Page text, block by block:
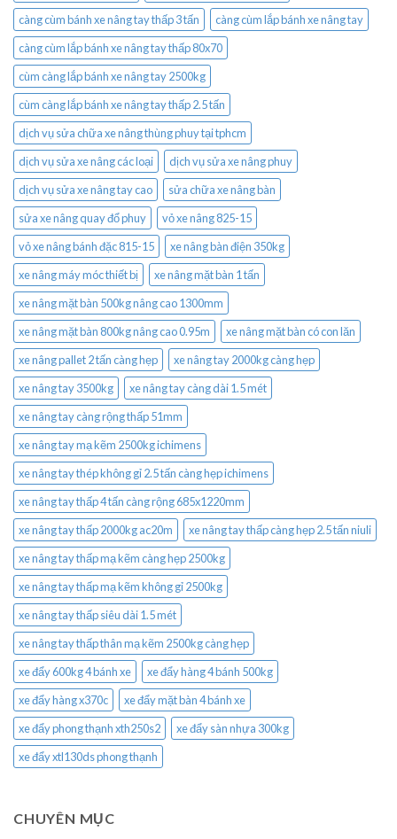
càng cùm bánh xe nâng tay thấp 3 tấn
càng cùm lắp bánh xe nâng tay
càng cùm lắp bánh xe nâng tay thấp 80x70
cùm càng lắp bánh xe nâng tay 2500kg
cùm càng lắp bánh xe nâng tay thấp 2.5 tấn
dịch vụ sửa chữa xe nâng thùng phuy tại tphcm
dịch vụ sửa xe nâng các loại
dịch vụ sửa xe nâng phuy
dịch vụ sửa xe nâng tay cao
sửa chữa xe nâng bàn
sửa xe nâng quay đổ phuy
vỏ xe nâng 825-15
vỏ xe nâng bánh đặc 815-15
xe nâng bàn điện 350kg
xe nâng máy móc thiết bị
xe nâng mặt bàn 1 tấn
xe nâng mặt bàn 500kg nâng cao 1300mm
xe nâng mặt bàn 800kg nâng cao 0.95m
xe nâng mặt bàn có con lăn
xe nâng pallet 2 tấn càng hẹp
xe nâng tay 2000kg càng hẹp
xe nâng tay 3500kg
xe nâng tay càng dài 1.5 mét
xe nâng tay càng rộng thấp 51mm
xe nâng tay mạ kẽm 2500kg ichimens
xe nâng tay thép không gỉ 2.5 tấn càng hẹp ichimens
xe nâng tay thấp 4 tấn càng rộng 685x1220mm
xe nâng tay thấp 2000kg ac20m
xe nâng tay thấp càng hẹp 2.5 tấn niuli
xe nâng tay thấp mạ kẽm càng hẹp 2500kg
xe nâng tay thấp mạ kẽm không gỉ 2500kg
xe nâng tay thấp siêu dài 1.5 mét
xe nâng tay thấp thân mạ kẽm 2500kg càng hẹp
xe đẩy 600kg 4 bánh xe
xe đẩy hàng 4 bánh 500kg
xe đẩy hàng x370c
xe đẩy mặt bàn 4 bánh xe
xe đẩy phong thạnh xth250s2
xe đẩy sàn nhựa 300kg
xe đẩy xtl130ds phong thạnh
CHUYÊN MỤC